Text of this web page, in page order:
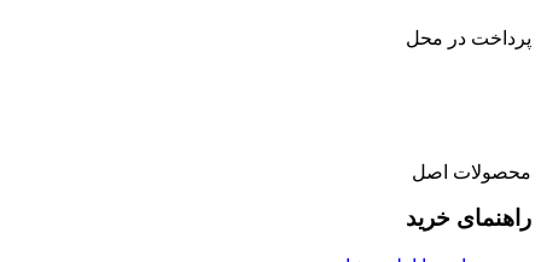
پرداخت در محل
محصولات اصل
راهنمای خرید